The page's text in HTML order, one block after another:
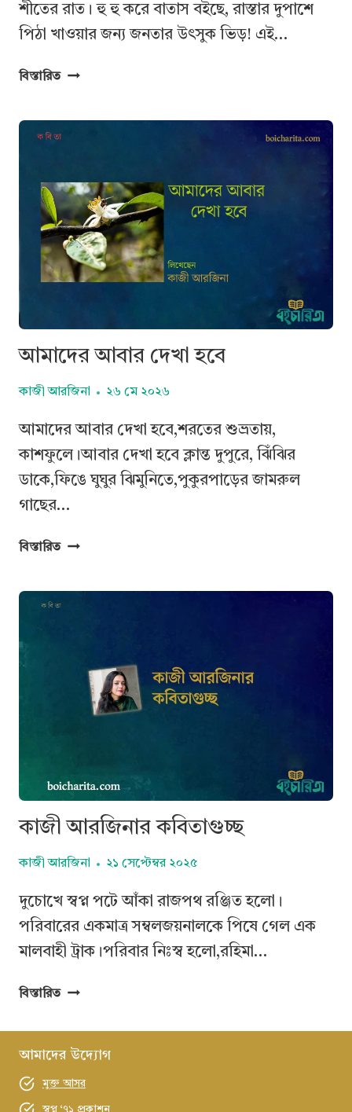
শীতের রাত। হু হু করে বাতাস বইছে, রাস্তার দুপাশে
পিঠা খাওয়ার জন্য জনতার উৎসুক ভিড়! এই…
বিস্তারিতবাবা
আমাদের আবার দেখা হবে
কাজী আরজিনা ২৬ মে ২০২৬
আমাদের আবার দেখা হবে,শরতের শুভ্রতায়,
কাশফুলে।আবার দেখা হবে ক্লান্ত দুপুরে, ঝিঁঝির
ডাকে,ফিঙে ঘুঘুর ঝিমুনিতে,পুকুরপাড়ের জামরুল
গাছের…
বিস্তারিতআমাদের
হবে
কাজী আরজিনার কবিতাগুচ্ছ
কাজী আরজিনা ২১ সেপ্টেম্বর ২০২৫
দুচোখে স্বপ্ন পটে আঁকা রাজপথ রঞ্জিত হলো।
পরিবারের একমাত্র সম্বলজয়নালকে পিষে গেল এক
মালবাহী ট্রাক।পরিবার নিঃস্ব হলো,রহিমা…
বিস্তারিতকাজী
কবিতাগুচ্ছ
আমাদের উদ্যোগ
মুক্ত আসর
স্বপ্ন ‘৭১ প্রকাশন